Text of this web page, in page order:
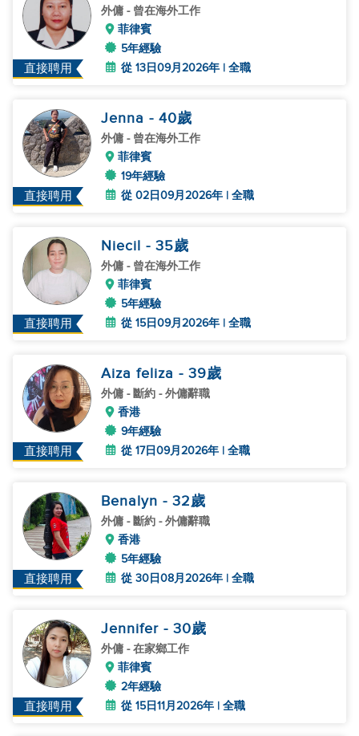
直接聘用
外傭 - 曾在海外工作
菲律賓
5年經驗
從 13日09月2026年 | 全職
直接聘用
Jenna - 40歲
外傭 - 曾在海外工作
菲律賓
19年經驗
從 02日09月2026年 | 全職
直接聘用
Niecil - 35歲
外傭 - 曾在海外工作
菲律賓
5年經驗
從 15日09月2026年 | 全職
直接聘用
Aiza feliza - 39歲
外傭 - 斷約 - 外傭辭職
香港
9年經驗
從 17日09月2026年 | 全職
直接聘用
Benalyn - 32歲
外傭 - 斷約 - 外傭辭職
香港
5年經驗
從 30日08月2026年 | 全職
直接聘用
Jennifer - 30歲
外傭 - 在家鄉工作
菲律賓
2年經驗
從 15日11月2026年 | 全職